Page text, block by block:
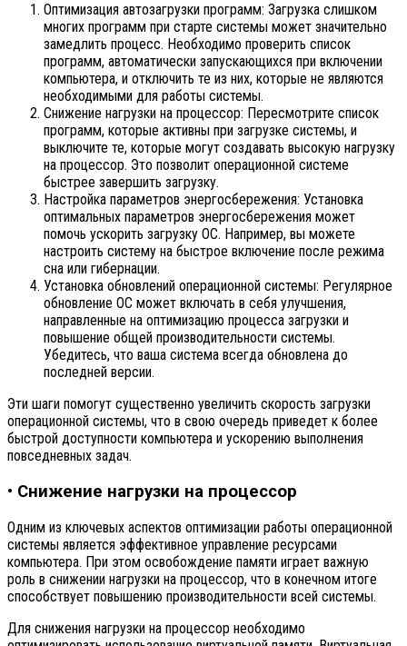
Оптимизация автозагрузки программ: Загрузка слишком
многих программ при старте системы может значительно
замедлить процесс. Необходимо проверить список
программ, автоматически запускающихся при включении
компьютера, и отключить те из них, которые не являются
необходимыми для работы системы.
Снижение нагрузки на процессор: Пересмотрите список
программ, которые активны при загрузке системы, и
выключите те, которые могут создавать высокую нагрузку
на процессор. Это позволит операционной системе
быстрее завершить загрузку.
Настройка параметров энергосбережения: Установка
оптимальных параметров энергосбережения может
помочь ускорить загрузку ОС. Например, вы можете
настроить систему на быстрое включение после режима
сна или гибернации.
Установка обновлений операционной системы: Регулярное
обновление ОС может включать в себя улучшения,
направленные на оптимизацию процесса загрузки и
повышение общей производительности системы.
Убедитесь, что ваша система всегда обновлена до
последней версии.
Эти шаги помогут существенно увеличить скорость загрузки
операционной системы, что в свою очередь приведет к более
быстрой доступности компьютера и ускорению выполнения
повседневных задач.
• Снижение нагрузки на процессор
Одним из ключевых аспектов оптимизации работы операционной
системы является эффективное управление ресурсами
компьютера. При этом освобождение памяти играет важную
роль в снижении нагрузки на процессор, что в конечном итоге
способствует повышению производительности всей системы.
Для снижения нагрузки на процессор необходимо